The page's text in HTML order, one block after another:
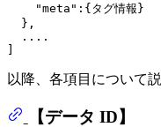
"meta" : { タグ情報 }
} ,
以降、各項目について説
【データ ID】